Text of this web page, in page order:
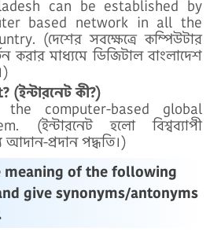
can be established by
based network in all the
(দেশের সবক্ষেত্রে কম্পিউটার
করার মাধ্যমে ডিজিটাল বাংলাদেশ
কী?)
computer-based global
(ইন্টারনেট হলো বিশ্বব্যাপী
আদান-প্রদান পদ্ধতি।)
meaning of the following
give synonyms/antonyms